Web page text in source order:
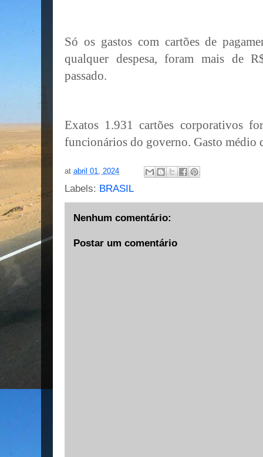
Só os gastos com cartões de
qualquer despesa, foram mais de
passado.
Exatos 1.931 cartões corporativos
funcionários do governo. Gasto médio
at abril 01, 2024
Labels: BRASIL
Nenhum comentário:
Postar um comentário